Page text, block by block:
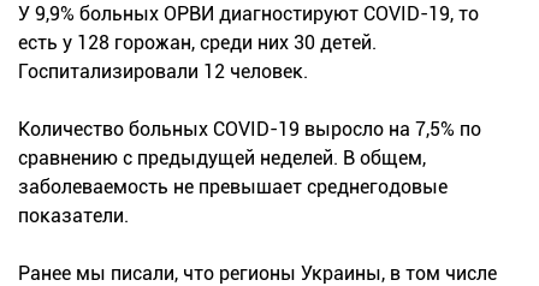
У 9,9% больных ОРВИ диагностируют COVID-19, то
есть у 128 горожан, среди них 30 детей.
Госпитализировали 12 человек.
Количество больных COVID-19 выросло на 7,5% по
сравнению с предыдущей неделей. В общем,
заболеваемость не превышает среднегодовые
показатели.
Ранее мы писали, что регионы Украины, в том числе